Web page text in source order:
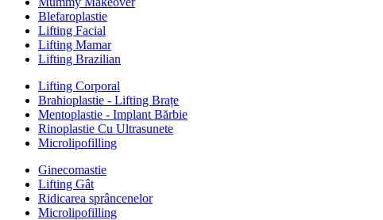
Blefaroplastie
Lifting Facial
Lifting Mamar
Lifting Brazilian
Lifting Corporal
Brahioplastie - Lifting Brațe
Mentoplastie - Implant Bărbie
Rinoplastie Cu Ultrasunete
Microlipofilling
Ginecomastie
Lifting Gât
Ridicarea sprâncenelor
Microlipofilling